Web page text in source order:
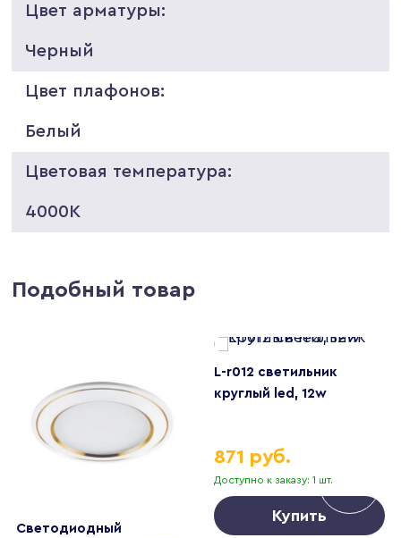
Цвет арматуры:
Черный
Цвет плафонов:
Белый
Цветовая температура:
4000K
Подобный товар
Светодиодный
L-r012 cветильник
круглый led, 12w
Доступно к заказу: 1 шт.
871 руб.
Купить